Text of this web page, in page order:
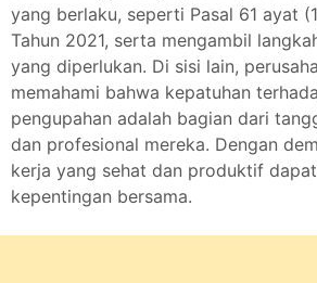
yang berlaku, seperti Pasal 61 ayat
Tahun 2021, serta mengambil
yang diperlukan. Di sisi lain,
memahami bahwa kepatuhan
pengupahan adalah bagian dari
dan profesional mereka. Dengan
kerja yang sehat dan produktif
kepentingan bersama.